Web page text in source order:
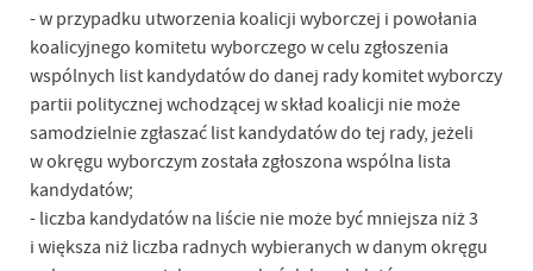
- w przypadku utworzenia koalicji wyborczej i powołania
koalicyjnego komitetu wyborczego w celu zgłoszenia
wspólnych list kandydatów do danej rady komitet wyborczy
partii politycznej wchodzącej w skład koalicji nie może
samodzielnie zgłaszać list kandydatów do tej rady, jeżeli
w okręgu wyborczym została zgłoszona wspólna lista
kandydatów;
- liczba kandydatów na liście nie może być mniejsza niż 3
i większa niż liczba radnych wybieranych w danym okręgu